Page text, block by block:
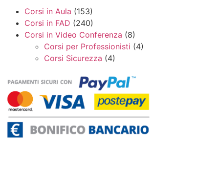
Corsi in Aula (153)
Corsi in FAD (240)
Corsi in Video Conferenza (8)
Corsi per Professionisti (4)
Corsi Sicurezza (4)